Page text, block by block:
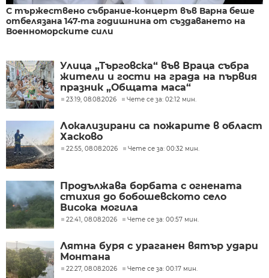
С тържествено събрание-концерт във Варна беше
отбелязана 147-та годишнина от създаването на
Военноморските сили
Улица „Търговска“ във Враца събра
жители и гости на града на първия
празник „Общата маса“
23:19, 08.08.2026 Чете се за: 02:12 мин.
Локализирани са пожарите в област
Хасково
22:55, 08.08.2026 Чете се за: 00:32 мин.
Продължава борбата с огнената
стихия до бобошевското село
Висока могила
22:41, 08.08.2026 Чете се за: 00:57 мин.
Лятна буря с ураганен вятър удари
Монтана
22:27, 08.08.2026 Чете се за: 00:17 мин.